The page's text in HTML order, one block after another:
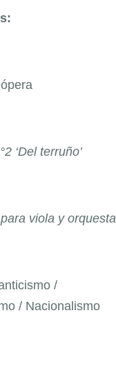
ópera
‘Del terruño’
viola y orquesta
/
/ Nacionalismo